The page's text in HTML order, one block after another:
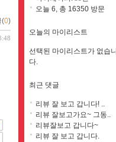
(0)
오늘 6, 총 16350 방문
오늘의 마이리스트
선택된 마이리스트가 없습니
다.
최근 댓글
리뷰 잘 보고 갑니다! ..
리뷰 잘보고가요~ 그동..
리뷰잘보고 갑니다~
리뷰 잘 보고 갑니다.